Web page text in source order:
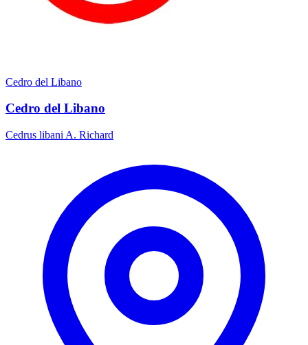
Cedro del Libano
Cedro del Libano
Cedrus libani A. Richard